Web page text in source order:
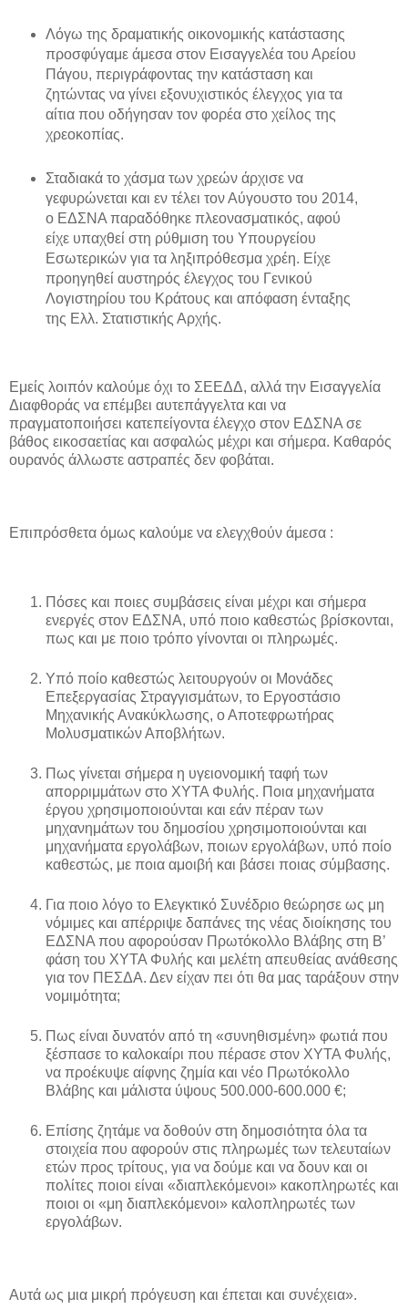
Λόγω της δραματικής οικονομικής κατάστασης
προσφύγαμε άμεσα στον Εισαγγελέα του Αρείου
Πάγου, περιγράφοντας την κατάσταση και
ζητώντας να γίνει εξονυχιστικός έλεγχος για τα
αίτια που οδήγησαν τον φορέα στο χείλος της
χρεοκοπίας.
Σταδιακά το χάσμα των χρεών άρχισε να
γεφυρώνεται και εν τέλει τον Αύγουστο του 2014,
ο ΕΔΣΝΑ παραδόθηκε πλεονασματικός, αφού
είχε υπαχθεί στη ρύθμιση του Υπουργείου
Εσωτερικών για τα ληξιπρόθεσμα χρέη. Είχε
προηγηθεί αυστηρός έλεγχος του Γενικού
Λογιστηρίου του Κράτους και απόφαση ένταξης
της Ελλ. Στατιστικής Αρχής.
Εμείς λοιπόν καλούμε όχι το ΣΕΕΔΔ, αλλά την Εισαγγελία
Διαφθοράς να επέμβει αυτεπάγγελτα και να
πραγματοποιήσει κατεπείγοντα έλεγχο στον ΕΔΣΝΑ σε
βάθος εικοσαετίας και ασφαλώς μέχρι και σήμερα. Καθαρός
ουρανός άλλωστε αστραπές δεν φοβάται.
Επιπρόσθετα όμως καλούμε να ελεγχθούν άμεσα :
Πόσες και ποιες συμβάσεις είναι μέχρι και σήμερα
ενεργές στον ΕΔΣΝΑ, υπό ποιο καθεστώς βρίσκονται,
πως και με ποιο τρόπο γίνονται οι πληρωμές.
Υπό ποίο καθεστώς λειτουργούν οι Μονάδες
Επεξεργασίας Στραγγισμάτων, το Εργοστάσιο
Μηχανικής Ανακύκλωσης, ο Αποτεφρωτήρας
Μολυσματικών Αποβλήτων.
Πως γίνεται σήμερα η υγειονομική ταφή των
απορριμμάτων στο ΧΥΤΑ Φυλής. Ποια μηχανήματα
έργου χρησιμοποιούνται και εάν πέραν των
μηχανημάτων του δημοσίου χρησιμοποιούνται και
μηχανήματα εργολάβων, ποιων εργολάβων, υπό ποίο
καθεστώς, με ποια αμοιβή και βάσει ποιας σύμβασης.
Για ποιο λόγο το Ελεγκτικό Συνέδριο θεώρησε ως μη
νόμιμες και απέρριψε δαπάνες της νέας διοίκησης του
ΕΔΣΝΑ που αφορούσαν Πρωτόκολλο Βλάβης στη Β’
φάση του ΧΥΤΑ Φυλής και μελέτη απευθείας ανάθεσης
για τον ΠΕΣΔΑ. Δεν είχαν πει ότι θα μας ταράξουν στην
νομιμότητα;
Πως είναι δυνατόν από τη «συνηθισμένη» φωτιά που
ξέσπασε το καλοκαίρι που πέρασε στον ΧΥΤΑ Φυλής,
να προέκυψε αίφνης ζημία και νέο Πρωτόκολλο
Βλάβης και μάλιστα ύψους 500.000-600.000 €;
Επίσης ζητάμε να δοθούν στη δημοσιότητα όλα τα
στοιχεία που αφορούν στις πληρωμές των τελευταίων
ετών προς τρίτους, για να δούμε και να δουν και οι
πολίτες ποιοι είναι «διαπλεκόμενοι» κακοπληρωτές και
ποιοι οι «μη διαπλεκόμενοι» καλοπληρωτές των
εργολάβων.
Αυτά ως μια μικρή πρόγευση και έπεται και συνέχεια».